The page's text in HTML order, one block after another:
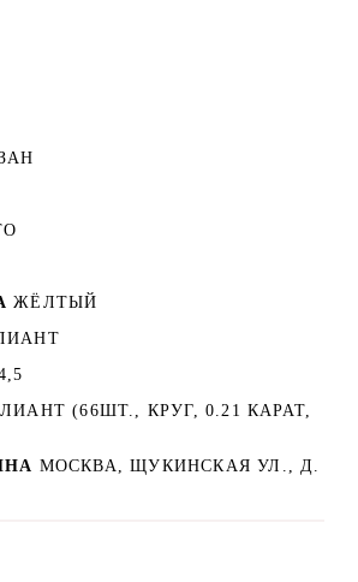
ЖЁЛТЫЙ
(66ШТ., КРУГ, 0.21 КАРАТ,
МОСКВА, ЩУКИНСКАЯ УЛ., Д.